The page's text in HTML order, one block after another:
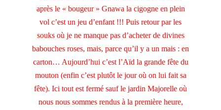
après le « bougeur » Gnawa la cigogne en plein
vol c’est un jeu d’enfant !!! Puis retour par les
souks où je ne manque pas d’acheter de divines
babouches roses, mais, parce qu’il y a un mais : en
carton… Aujourd’hui c’est l’Aïd la grande fête du
mouton (enfin c’est plutôt le jour où on lui fait sa
fête). Ici tout est fermé sauf le jardin Majorelle où
nous nous sommes rendus à la première heure,